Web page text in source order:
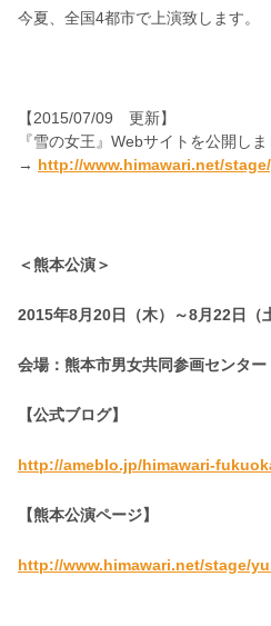
今夏、全国4都市で上演致します。
【2015/07/09 更新】
『雪の女王』Webサイトを公開しま
→ http://www.himawari.net/
＜熊本公演＞
2015年8月20日（木）～8月22日（
会場：熊本市男女共同参画センタ
【公式ブログ】
http://ameblo.jp/himawari-
【熊本公演ページ】
http://www.himawari.net/stage/